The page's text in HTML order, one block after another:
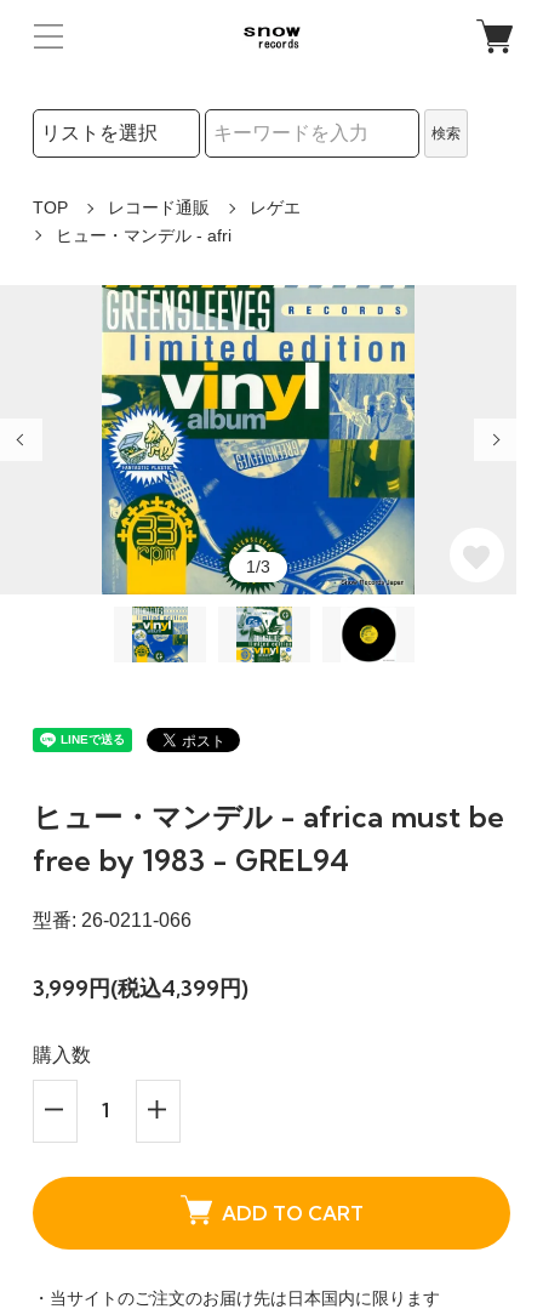
検索リストの選択
検索
TOP レコード通販
レゲエ
ヒュー・マンデル - afri
1/3
ヒュー・マンデル - africa must be
free by 1983 - GREL94
型番: 26-0211-066
3,999円(税込4,399円)
購入数
ADD TO CART
・当サイトのご注文のお届け先は日本国内に限ります